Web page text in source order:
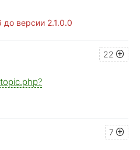
версии 2.1.0.0
22
7